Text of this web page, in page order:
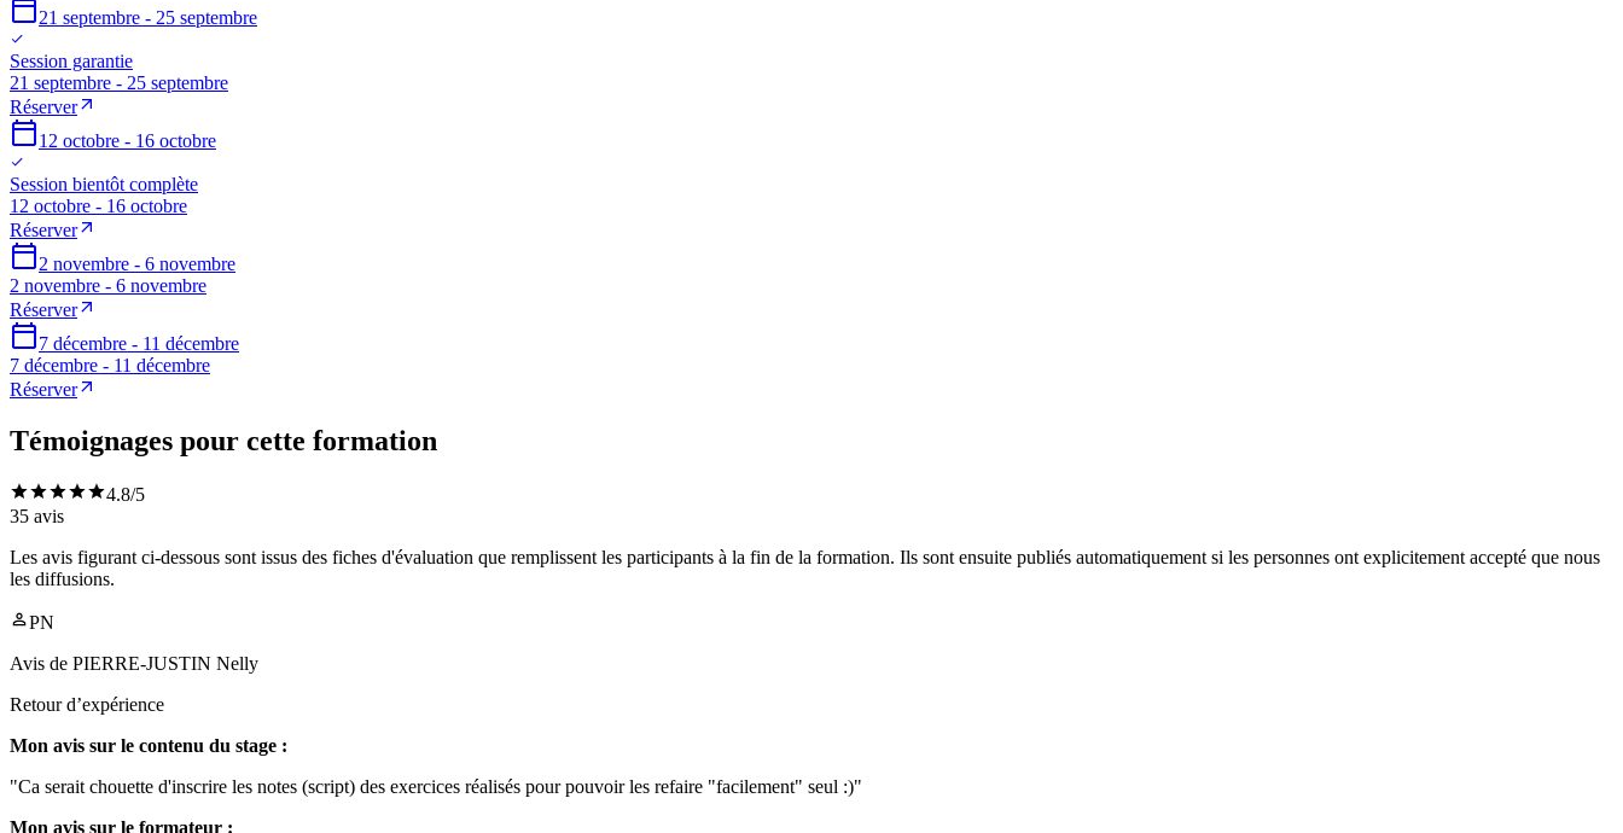
21 septembre - 25 septembre
Session garantie
21 septembre - 25 septembre
Réserver
12 octobre - 16 octobre
Session bientôt complète
12 octobre - 16 octobre
Réserver
2 novembre - 6 novembre
2 novembre - 6 novembre
Réserver
7 décembre - 11 décembre
7 décembre - 11 décembre
Réserver
Témoignages pour cette formation
4.8/5
35 avis
Les avis figurant ci-dessous sont issus des fiches d'évaluation que remplissent les participants à la fin de la formation. Ils sont ensuite publiés automatiquement si les personnes ont explicitement accepté que nous
les diffusions.
PN
Avis de PIERRE-JUSTIN Nelly
Retour d’expérience
Mon avis sur le contenu du stage :
"Ca serait chouette d'inscrire les notes (script) des exercices réalisés pour pouvoir les refaire "facilement" seul :)"
Mon avis sur le formateur :